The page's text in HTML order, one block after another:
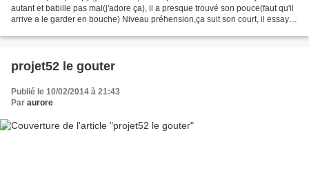
autant et babille pas mal(j'adore ça), il a presque trouvé son pouce(faut qu'il
arrive a le garder en bouche) Niveau préhension,ça suit son court, il essaye
projet52 le gouter
Publié le 10/02/2014 à 21:43
Par aurore